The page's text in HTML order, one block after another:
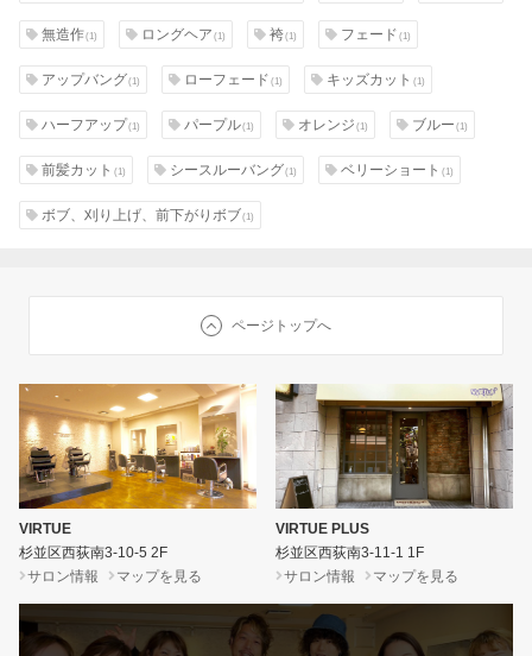
無造作(1) ロングヘア(1) 袴(1) フェード(1)
アップバング(1) ローフェード(1) キッズカット(1)
ハーフアップ(1) パープル(1) オレンジ(1) ブルー(1)
前髪カット(1) シースルーバング(1) ベリーショート(1)
ボブ、刈り上げ、前下がりボブ(1)
ページトップへ
VIRTUE
杉並区西荻南3-10-5 2F
サロン情報
マップを見る
VIRTUE PLUS
杉並区西荻南3-11-1 1F
サロン情報
マップを見る